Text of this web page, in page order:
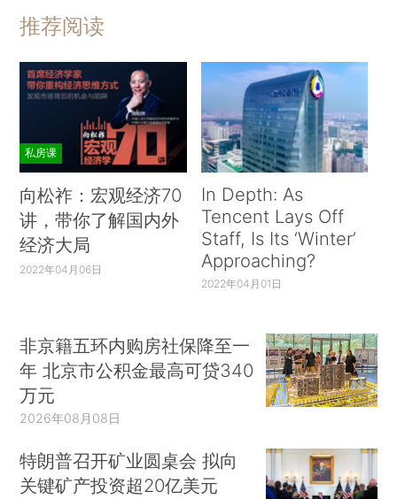
推荐阅读
私房课
向松祚：宏观经济70
讲，带你了解国内外
经济大局
2022年04月06日
In Depth: As
Tencent Lays Off
Staff, Is Its ‘Winter’
Approaching?
2022年04月01日
非京籍五环内购房社保降至一
年 北京市公积金最高可贷340
万元
2026年08月08日
特朗普召开矿业圆桌会 拟向
关键矿产投资超20亿美元